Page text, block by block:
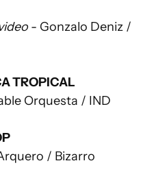
- Gonzalo Deniz /
TROPICAL
Orquesta / IND
/ Bizarro